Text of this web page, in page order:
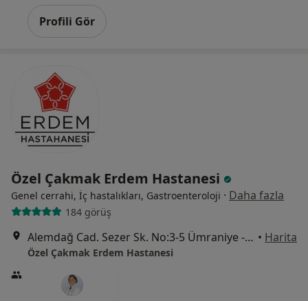
Profili Gör
Özel Çakmak Erdem Hastanesi
Genel cerrahi, İç hastalıkları, Gastroenteroloji · Daha fazla
184 görüş
Alemdağ Cad. Sezer Sk. No:3-5 Ümraniye - İstanbul, Ümraniye • Harita
Özel Çakmak Erdem Hastanesi